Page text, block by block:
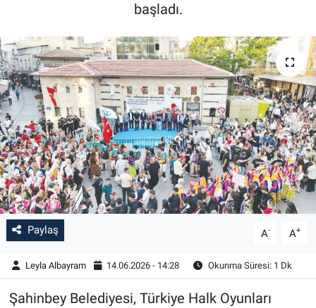
başladı.
Paylaş A- A+
Leyla Albayram 14.06.2026 - 14:28 Okunma Süresi: 1 Dk
Şahinbey Belediyesi, Türkiye Halk Oyunları